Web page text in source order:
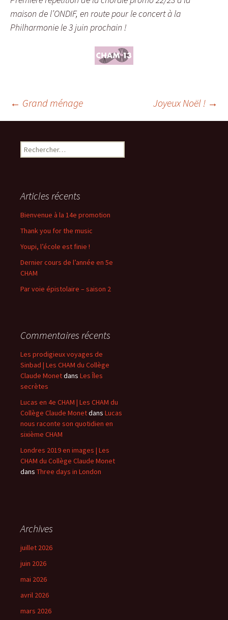
maison de l’ONDIF, en route pour le concert à la
Philharmonie le 3 juin prochain !
Navigation
des
← Grand ménage Joyeux Noël ! →
Rechercher :
Articles récents
Bienvenue à la 14e promotion
Thank you for the music
Youpi, l’école est finie !
Dernier cours de l’année en 5e
CHAM
Par voie épistolaire – saison 2
Commentaires récents
Les prodigieux voyages de
Sinbad | Les CHAM du Collège
Claude Monetdans Les Îles
secrètes
Lucas en 4e CHAM | Les CHAM du
Collège Claude Monetdans Lucas
nous raconte son quotidien en
sixième CHAM
Londres 2019 en images | Les
CHAM du Collège Claude Monet
dans Three days in London
Archives
juillet 2026
juin 2026
mai 2026
avril 2026
mars 2026